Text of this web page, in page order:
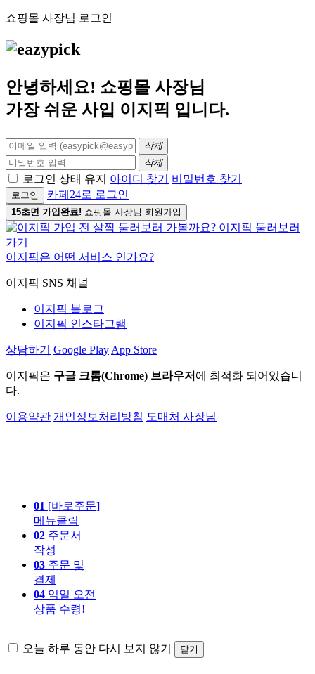
쇼핑몰 사장님 로그인
안녕하세요! 쇼핑몰 사장님
가장 쉬운 사입 이지픽 입니다.
삭제
삭제
로그인 상태 유지 아이디 찾기 비밀번호 찾기
로그인 카페24로 로그인
15초면 가입완료! 쇼핑몰 사장님 회원가입
이지픽은 어떤 서비스 인가요?
이지픽 SNS 채널
이지픽 블로그
이지픽 인스타그램
상담하기 Google Play App Store
이지픽은 구글 크롬(Chrome) 브라우저 에 최적화 되어있습니
다.
이용약관 개인정보처리방침 도매처 사장님
01 [바로주문]
메뉴클릭
02 주문서
작성
03 주문 및
결제
04 익일 오전
상품 수령!
오늘 하루 동안 다시 보지 않기 닫기